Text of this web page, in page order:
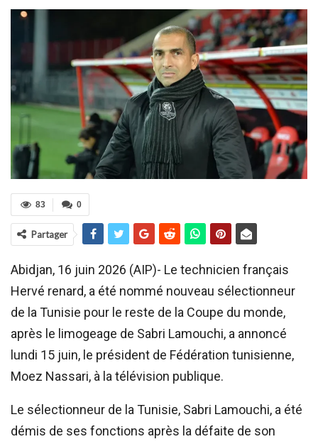
0
83
Partager
Abidjan, 16 juin 2026 (AIP)- Le technicien français
Hervé renard, a été nommé nouveau sélectionneur
de la Tunisie pour le reste de la Coupe du monde,
après le limogeage de Sabri Lamouchi, a annoncé
lundi 15 juin, le président de Fédération tunisienne,
Moez Nassari, à la télévision publique.
Le sélectionneur de la Tunisie, Sabri Lamouchi, a été
démis de ses fonctions après la défaite de son